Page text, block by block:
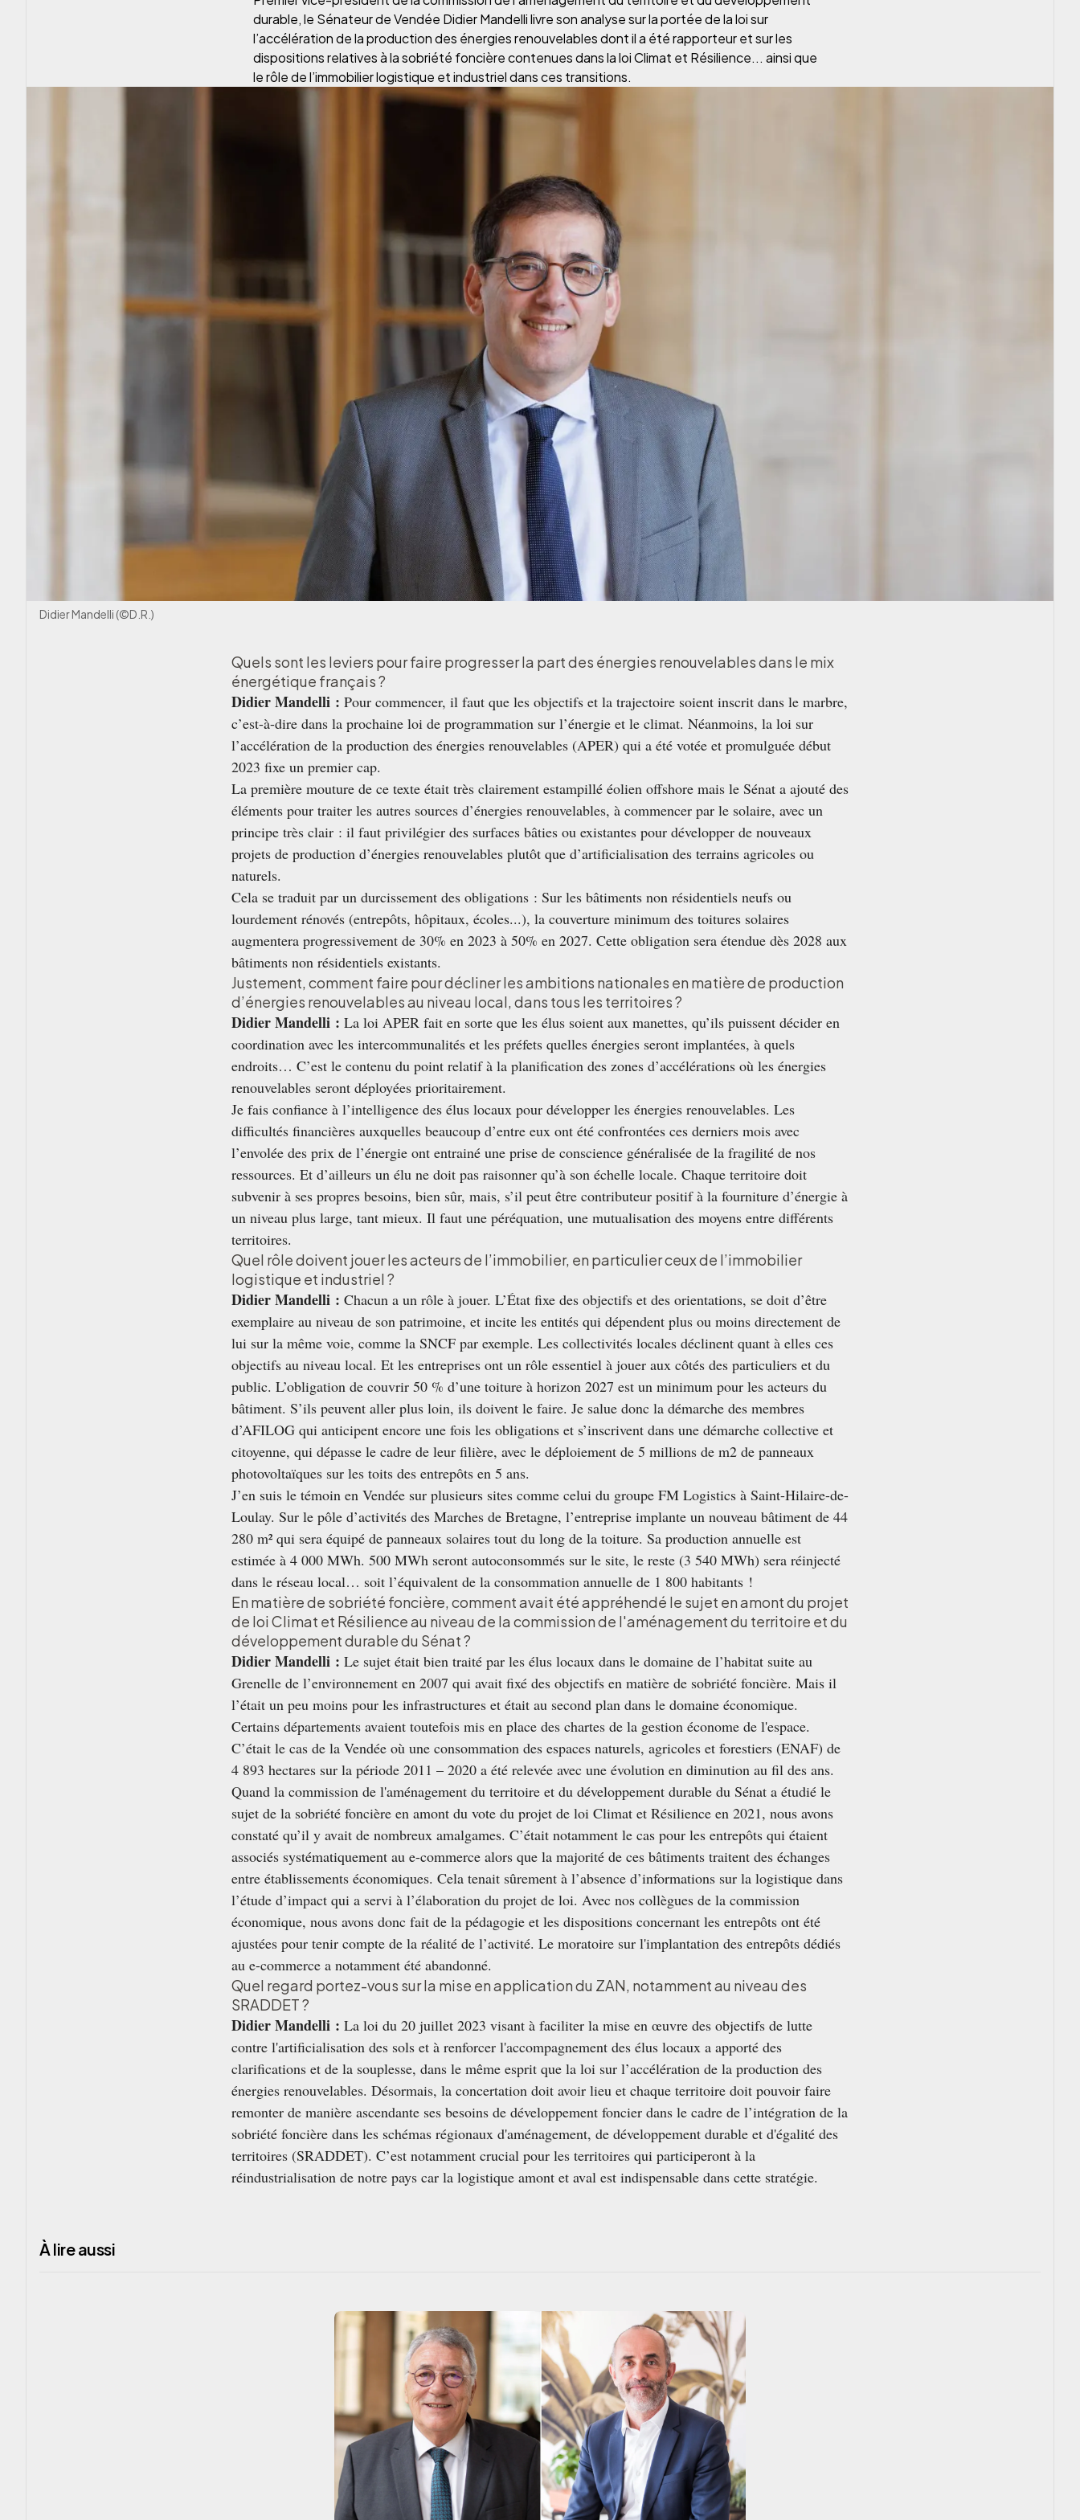
durable, le Sénateur de Vendée Didier Mandelli livre son analyse sur la portée de la loi sur
l’accélération de la production des énergies renouvelables dont il a été rapporteur et sur les
dispositions relatives à la sobriété foncière contenues dans la loi Climat et Résilience... ainsi que
le rôle de l’immobilier logistique et industriel dans ces transitions.
Didier Mandelli (©D.R.)
Quels sont les leviers pour faire progresser la part des énergies renouvelables dans le mix
énergétique français ?
Didier Mandelli : Pour commencer, il faut que les objectifs et la trajectoire soient inscrit dans le marbre,
c’est-à-dire dans la prochaine loi de programmation sur l’énergie et le climat. Néanmoins, la loi sur
l’accélération de la production des énergies renouvelables (APER) qui a été votée et promulguée début
2023 fixe un premier cap.
La première mouture de ce texte était très clairement estampillé éolien offshore mais le Sénat a ajouté des
éléments pour traiter les autres sources d’énergies renouvelables, à commencer par le solaire, avec un
principe très clair : il faut privilégier des surfaces bâties ou existantes pour développer de nouveaux
projets de production d’énergies renouvelables plutôt que d’artificialisation des terrains agricoles ou
naturels.
Cela se traduit par un durcissement des obligations : Sur les bâtiments non résidentiels neufs ou
lourdement rénovés (entrepôts, hôpitaux, écoles...), la couverture minimum des toitures solaires
augmentera progressivement de 30% en 2023 à 50% en 2027. Cette obligation sera étendue dès 2028 aux
bâtiments non résidentiels existants.
Justement, comment faire pour décliner les ambitions nationales en matière de production
d’énergies renouvelables au niveau local, dans tous les territoires ?
Didier Mandelli : La loi APER fait en sorte que les élus soient aux manettes, qu’ils puissent décider en
coordination avec les intercommunalités et les préfets quelles énergies seront implantées, à quels
endroits… C’est le contenu du point relatif à la planification des zones d’accélérations où les énergies
renouvelables seront déployées prioritairement.
Je fais confiance à l’intelligence des élus locaux pour développer les énergies renouvelables. Les
difficultés financières auxquelles beaucoup d’entre eux ont été confrontées ces derniers mois avec
l’envolée des prix de l’énergie ont entrainé une prise de conscience généralisée de la fragilité de nos
ressources. Et d’ailleurs un élu ne doit pas raisonner qu’à son échelle locale. Chaque territoire doit
subvenir à ses propres besoins, bien sûr, mais, s’il peut être contributeur positif à la fourniture d’énergie à
un niveau plus large, tant mieux. Il faut une péréquation, une mutualisation des moyens entre différents
territoires.
Quel rôle doivent jouer les acteurs de l’immobilier, en particulier ceux de l’immobilier
logistique et industriel ?
Didier Mandelli : Chacun a un rôle à jouer. L’État fixe des objectifs et des orientations, se doit d’être
exemplaire au niveau de son patrimoine, et incite les entités qui dépendent plus ou moins directement de
lui sur la même voie, comme la SNCF par exemple. Les collectivités locales déclinent quant à elles ces
objectifs au niveau local. Et les entreprises ont un rôle essentiel à jouer aux côtés des particuliers et du
public. L’obligation de couvrir 50 % d’une toiture à horizon 2027 est un minimum pour les acteurs du
bâtiment. S’ils peuvent aller plus loin, ils doivent le faire. Je salue donc la démarche des membres
d’AFILOG qui anticipent encore une fois les obligations et s’inscrivent dans une démarche collective et
citoyenne, qui dépasse le cadre de leur filière, avec le déploiement de 5 millions de m2 de panneaux
photovoltaïques sur les toits des entrepôts en 5 ans.
J’en suis le témoin en Vendée sur plusieurs sites comme celui du groupe FM Logistics à Saint-Hilaire-de-
Loulay. Sur le pôle d’activités des Marches de Bretagne, l’entreprise implante un nouveau bâtiment de 44
280 m² qui sera équipé de panneaux solaires tout du long de la toiture. Sa production annuelle est
estimée à 4 000 MWh. 500 MWh seront autoconsommés sur le site, le reste (3 540 MWh) sera réinjecté
dans le réseau local… soit l’équivalent de la consommation annuelle de 1 800 habitants !
En matière de sobriété foncière, comment avait été appréhendé le sujet en amont du projet
de loi Climat et Résilience au niveau de la commission de l'aménagement du territoire et du
développement durable du Sénat ?
Didier Mandelli : Le sujet était bien traité par les élus locaux dans le domaine de l’habitat suite au
Grenelle de l’environnement en 2007 qui avait fixé des objectifs en matière de sobriété foncière. Mais il
l’était un peu moins pour les infrastructures et était au second plan dans le domaine économique.
Certains départements avaient toutefois mis en place des chartes de la gestion économe de l'espace.
C’était le cas de la Vendée où une consommation des espaces naturels, agricoles et forestiers (ENAF) de
4 893 hectares sur la période 2011 – 2020 a été relevée avec une évolution en diminution au fil des ans.
Quand la commission de l'aménagement du territoire et du développement durable du Sénat a étudié le
sujet de la sobriété foncière en amont du vote du projet de loi Climat et Résilience en 2021, nous avons
constaté qu’il y avait de nombreux amalgames. C’était notamment le cas pour les entrepôts qui étaient
associés systématiquement au e-commerce alors que la majorité de ces bâtiments traitent des échanges
entre établissements économiques. Cela tenait sûrement à l’absence d’informations sur la logistique dans
l’étude d’impact qui a servi à l’élaboration du projet de loi. Avec nos collègues de la commission
économique, nous avons donc fait de la pédagogie et les dispositions concernant les entrepôts ont été
ajustées pour tenir compte de la réalité de l’activité. Le moratoire sur l'implantation des entrepôts dédiés
au e-commerce a notamment été abandonné.
Quel regard portez-vous sur la mise en application du ZAN, notamment au niveau des
SRADDET ?
Didier Mandelli : La loi du 20 juillet 2023 visant à faciliter la mise en œuvre des objectifs de lutte
contre l'artificialisation des sols et à renforcer l'accompagnement des élus locaux a apporté des
clarifications et de la souplesse, dans le même esprit que la loi sur l’accélération de la production des
énergies renouvelables. Désormais, la concertation doit avoir lieu et chaque territoire doit pouvoir faire
remonter de manière ascendante ses besoins de développement foncier dans le cadre de l’intégration de la
sobriété foncière dans les schémas régionaux d'aménagement, de développement durable et d'égalité des
territoires (SRADDET). C’est notamment crucial pour les territoires qui participeront à la
réindustrialisation de notre pays car la logistique amont et aval est indispensable dans cette stratégie.
À lire aussi